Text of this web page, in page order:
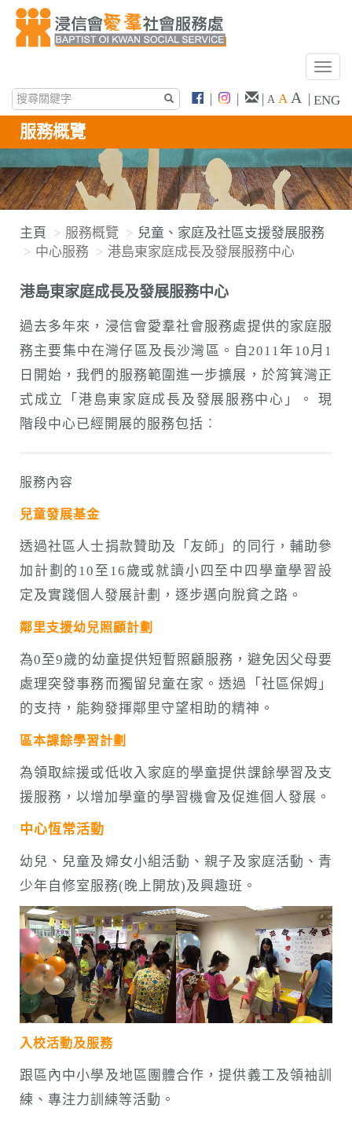
T
g
l
e
n
a
i
o
n
| | | A A A | ENG
服務概覽
主頁 服務概覽
兒童、家庭及社區支援發展服務
中心服務
港島東家庭成長及發展服務中心
港島東家庭成長及發展服務中心
過去多年來，浸信會愛羣社會服務處提供的家庭服
務主要集中在灣仔區及長沙灣區。自2011年10月1
日開始，我們的服務範圍進一步擴展，於筲箕灣正
式成立「港島東家庭成長及發展服務中心」。 現
階段中心已經開展的服務包括︰
服務內容
兒童發展基金
透過社區人士捐款贊助及「友師」的同行，輔助參
加計劃的10至16歲或就讀小四至中四學童學習設
定及實踐個人發展計劃，逐步邁向脫貧之路。
鄰里支援幼兒照顧計劃
為0至9歲的幼童提供短暫照顧服務，避免因父母要
處理突發事務而獨留兒童在家。透過「社區保姆」
的支持，能夠發揮鄰里守望相助的精神。
區本課餘學習計劃
為領取綜援或低收入家庭的學童提供課餘學習及支
援服務，以增加學童的學習機會及促進個人發展。
中心恆常活動
幼兒、兒童及婦女小組活動、親子及家庭活動、青
少年自修室服務(晚上開放)及興趣班。
入校活動及服務
跟區內中小學及地區團體合作，提供義工及領袖訓
練、專注力訓練等活動。